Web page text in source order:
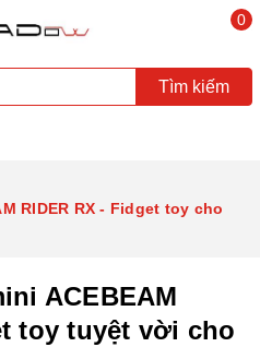
0
Tìm kiếm
RIDER RX - Fidget toy cho
ACEBEAM
toy tuyệt vời cho